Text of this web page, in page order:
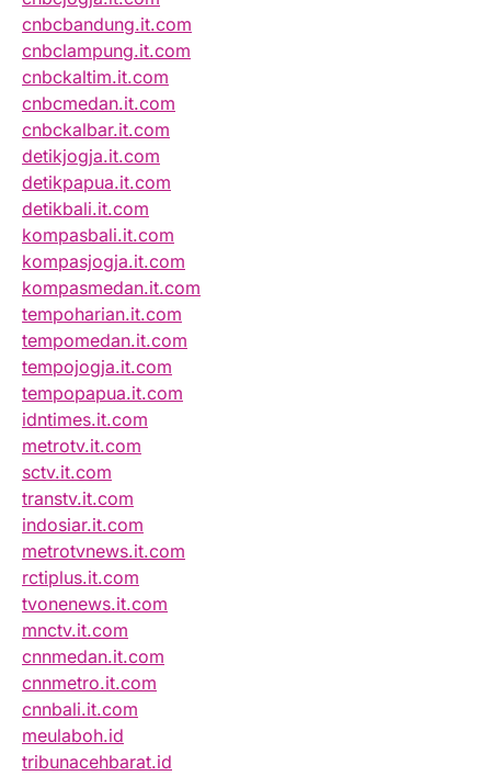
cnbcbandung.it.com
cnbclampung.it.com
cnbckaltim.it.com
cnbcmedan.it.com
cnbckalbar.it.com
detikjogja.it.com
detikpapua.it.com
detikbali.it.com
kompasbali.it.com
kompasjogja.it.com
kompasmedan.it.com
tempoharian.it.com
tempomedan.it.com
tempojogja.it.com
tempopapua.it.com
idntimes.it.com
metrotv.it.com
sctv.it.com
transtv.it.com
indosiar.it.com
metrotvnews.it.com
rctiplus.it.com
tvonenews.it.com
mnctv.it.com
cnnmedan.it.com
cnnmetro.it.com
cnnbali.it.com
meulaboh.id
tribunacehbarat.id